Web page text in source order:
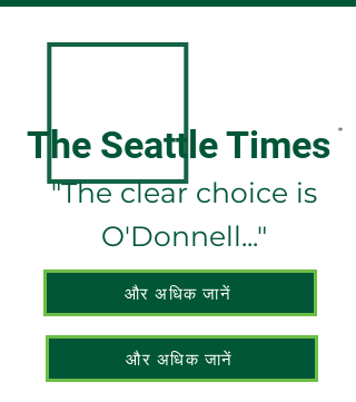
ENDORSED BY
The Seattle Times *
"The clear choice is
O'Donnell..."
और अधिक जानें
और अधिक जानें